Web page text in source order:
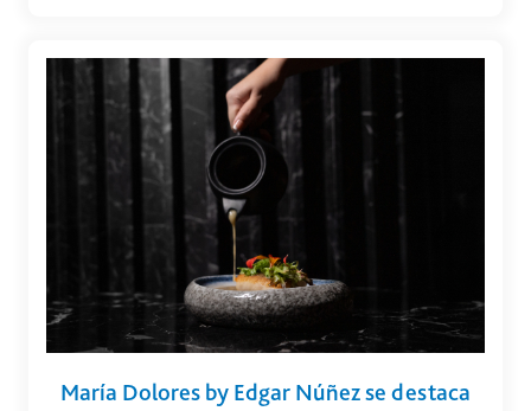
María Dolores by Edgar Núñez se destaca